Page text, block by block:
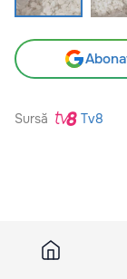
Sursă Tv8